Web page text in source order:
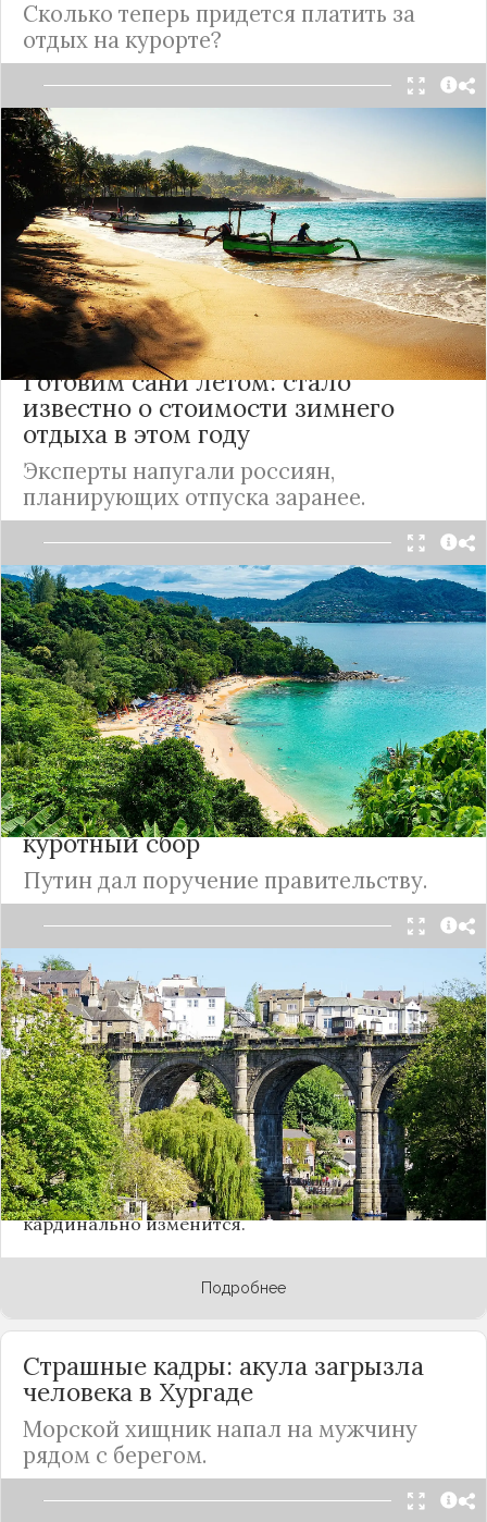
Сколько теперь придется платить за
отдых на курорте?
Власти райского острова всерьез решили
бороться с малоимущими туристами и объявили,
что с 2024 году отдых на курорте подорожает.
Произойдет это из-за ведения въездного
туристического налога, который придется
платить все и, возможно, не один раз.
Подробнее
Готовим сани летом: стало
известно о стоимости зимнего
отдыха в этом году
Эксперты напугали россиян,
планирующих отпуска заранее.
С наступлением осени и окончанием сезона
отпусков многие начинают задумывать о том, как
отдохнуть зимой и где провести длинные
январские праздники.
Подробнее
Приехал - плати: российским
регионам разрешили вводить
куротный сбор
Путин дал поручение правительству.
С 2018 году в
введению курортного сбора в некоторых
регионах. Так, туристы при заселении в
гостиницы доплачивают в бюджет в
Краснодарском, Алтайском и Ставропольском
краях и вКрыму. В 2022-м году Владимир Путин
продлил действие этого закона, а также
постановил включить в списокСанкт-Петербург
и федеральную территорию "Сириус", где
проводились зимние Олимпийские игры в 2014
году. Однако с декабря этого года ситуация
кардинально изменится.
Подробнее
Страшные кадры: акула загрызла
человека в Хургаде
Морской хищник напал на мужчину
рядом с берегом.